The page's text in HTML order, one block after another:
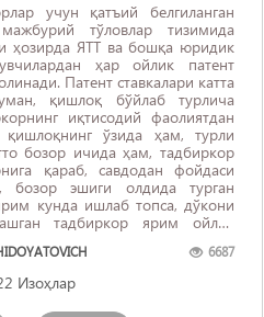
учун қатъий белгиланган
тўловлар тизимида
ҳозирда ЯТТ ва бошқа юридик
ҳар ойлик патент
Патент ставкалари катта
қишлоқ бўйлаб турлича
иқтисодий фаолиятдан
ўзида ҳам, турли
бозор ичида ҳам, тадбиркор
қараб, савдодан фойдаси
бозор эшиги олдида турган
кунда ишлаб топса, дўкони
тадбиркор ярим ойлик
6687
Изоҳлар